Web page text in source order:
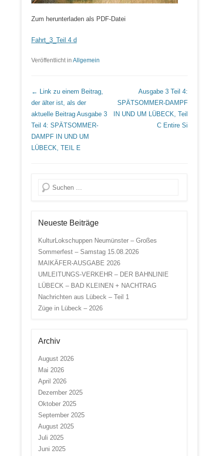
Zum herunterladen als PDF-Datei
Fahrt_3_Teil 4 d
Veröffentlicht in Allgemein
Beitrags Übersicht
← Link zu einem Beitrag,
der älter ist, als der
aktuelle Beitrag Ausgabe 3
Teil 4: SPÄTSOMMER-
DAMPF IN UND UM
LÜBECK, TEIL E
Ausgabe 3 Teil 4:
SPÄTSOMMER-DAMPF
IN UND UM LÜBECK, Teil
C Entire Si
Suche
Neueste Beiträge
KulturLokschuppen Neumünster – Großes
Sommerfest – Samstag 15.08.2026
MAIKÄFER-AUSGABE 2026
UMLEITUNGS-VERKEHR – DER BAHNLINIE
LÜBECK – BAD KLEINEN + NACHTRAG
Nachrichten aus Lübeck – Teil 1
Züge in Lübeck – 2026
Archiv
August 2026
Mai 2026
April 2026
Dezember 2025
Oktober 2025
September 2025
August 2025
Juli 2025
Juni 2025